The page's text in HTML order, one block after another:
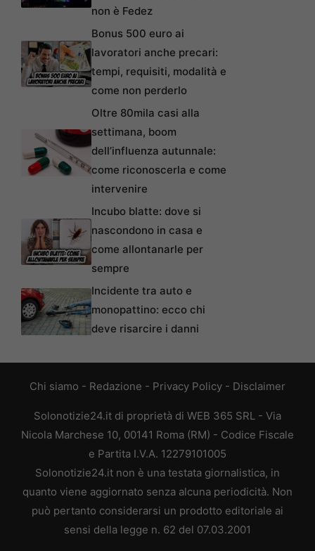
non è Fedez
Bonus 500 euro ai
lavoratori anche precari:
tempi, requisiti, modalità e
come non perderlo
Oltre 80mila casi alla
settimana, boom
dell’influenza autunnale:
come riconoscerla e come
intervenire
Incubo blatte: dove si
nascondono in casa e
come allontanarle per
sempre
Incidente tra auto e
monopattino: ecco chi
deve risarcire i danni
Chi siamo - Redazione - Privacy Policy - Disclaimer
Solonotizie24.it di proprietà di WEB 365 SRL - Via
Nicola Marchese 10, 00141 Roma (RM) - Codice Fiscale
e Partita I.V.A. 12279101005
Solonotizie24.it non è una testata giornalistica, in
quanto viene aggiornato senza alcuna periodicità. Non
può pertanto considerarsi un prodotto editoriale ai
sensi della legge n. 62 del 07.03.2001